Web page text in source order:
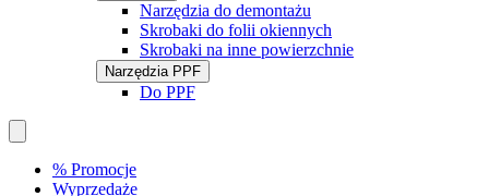
Narzędzia do demontażu
Skrobaki do folii okiennych
Skrobaki na inne powierzchnie
Narzędzia PPF
Do PPF
% Promocje
Wyprzedaże